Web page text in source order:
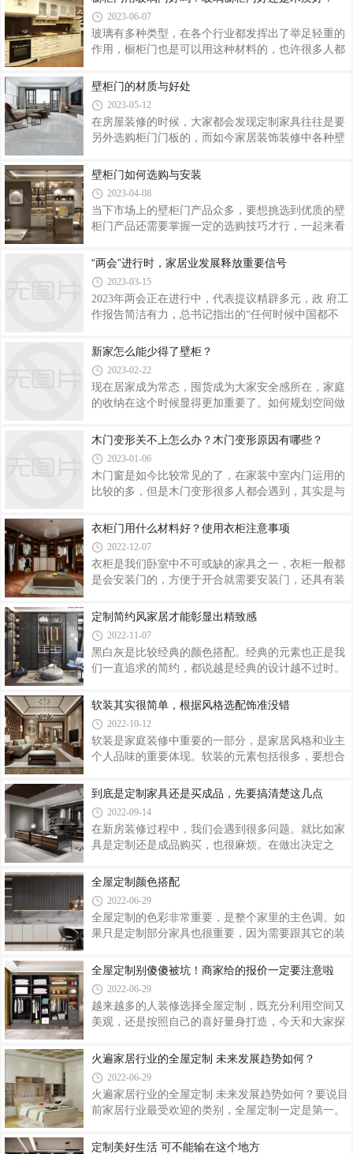
用，这种方法要求花纹或者颜色做工非常精细，才
色彩，便是巴山胡桃。巴山胡桃系列木门，采用天然
胡桃木纹理，深沉鲜明的色彩蕴含了极富变化的艺术
风格，表面纹路千回百转，让人感受到木门中所蕴含
在古朴的胡桃木上，景致优美，韵味宜人。月影胡桃
胡桃不止天然的古朴，更有月光般的皎洁尊贵
2023-06-07
玻璃有多种类型，在各个行业都发挥出了举足轻重的
作用，橱柜门也是可以用这种材料的，也许很多人都
门好还是木质好？下面来为大家讲解一番，一起来看
glass/Reinforced glass） 属于安全玻璃。钢化玻璃其实
是一种预应力玻璃，为提高玻璃的强度，通常使用化
学或物理的方法，在玻璃表面形成压应力，玻璃承受
强玻璃自身抗风压性，寒暑性，冲击性等。注意与玻
璃钢区别开来。玻璃是非晶无机非金属材
壁柜门的材质与好处
2023-05-12
在房屋装修的时候，大家都会发现定制家具往往是要
另外选购柜门门板的，而如今家居装饰装修中各种壁
仅影响美观而且防尘效果也不好，到底壁柜门的材质
随小编去了解下吧，希望对大家有所帮助吧。壁柜门
的材质与好处：一、壁柜门的材质：一般壁柜门由滑
轮，轨道和壁柜门板组成，首先来说下门板，市场上
1、玻璃材质：玻璃材质的门板给人一种晶莹剔透或
朦胧遮隐的虚幻感觉，一种是更加年轻时尚的色
壁柜门如何选购与安装
2023-04-08
当下市场上的壁柜门产品众多，要想挑选到优质的壁
柜门产品还需要掌握一定的选购技巧才行，一起来看
门如何选购：1、边框和轨道：目前，壁柜门的边框
金，后两者材质坚硬，而边框厚度在1mm左右，低于
此厚度在年限上难保障，轨道影响滑动效果。据了
解：目前，壁柜门轨道有两，分别是：冷轧钢轨道和
看滑轮的质量，壁柜门通常2.4米或以上的高度，门扇
宽，自重大，如底轮的承重力不够，会影响使用寿
“两会”进行时，家居业发展释放重要信号
2023-03-15
2023年两会正在进行中，代表提议精辟多元，政 府工
作报告简洁有力，总书记指出的“任何时候中国都不
基本方向。整个两会期间，对于家居行业的发展提出
重要的信号。◎信号一：环保需求与日俱增近年来，
全球变暖、环境污染等问题受到越来越多的关注，消
费者也越来越意识到自己的购买行为对环境产生的影
环境部部长黄润秋表示，我国必须走人与自然和谐共
生的现代化道路。对于家居行业来说，环保
新家怎么能少得了壁柜？
2023-02-22
现在居家成为常态，囤货成为大家安全感所在，家庭
的收纳在这个时候显得更加重要了。如何规划空间做
题。很多小型柜体设计和收纳工具是没有办法满足需
大容量的收纳时，壁柜设计也成为了大多数人的选
择。利用合理的墙面空间，规划设计一组立体集成的
大柜体，加强了收纳在空间中的比例，既能保持视觉
般我们怎么做壁柜设计呢？本期就跟着小编来看看
吧！收纳能力极好的通顶鞋柜，自然是充分利用玄
木门变形关不上怎么办？木门变形原因有哪些？
2023-01-06
木门窗是如今比较常见的了，在家装中室内门运用的
比较的多，但是木门变形很多人都会遇到，其实是与
就会关不上，那么木门变形关不上怎么办？木门变形
解一番，一起来看看吧。木门变形关不上怎么办？大
家都知道木门会有一个热胀冷缩的特性，如果在环境
比较潮湿的地方，木门是比较容易发胀变形的，很容
够解决问题的了。个人建议，这样的情况最好还是换
一个防水性和防潮性都比较好的门或许会更好
衣柜门用什么材料好？使用衣柜注意事项
2022-12-07
衣柜是我们卧室中不可或缺的家具之一，衣柜一般都
是会安装门的，方便于开合就需要安装门，还具有装
的，究竟衣柜门用什么材料好？下面就来为大家讲解
来看看吧。衣柜门用什么材料好？实木型如果衣柜移
门采用实木材质打造，这种这衣柜西让人感觉非常典
雅，价格也相对较高。它的门框也是采用实木制作而
在实木外观上做凹凸造型，然后进行喷漆处理，这样
不仅能保持木材的颜色而且非常精美，带给人们
定制简约风家居才能彰显出精致感
2022-11-07
黑白灰是比较经典的颜色搭配。经典的元素也正是我
们一直追求的简约，都说越是经典的设计越不过时。
家具色彩。黑白灰的设计虽然不能给人眼前一亮的感
的设计是比较耐看系列的，乍一看可能平平无奇，但
慢慢相处久了会是不是发现一些小惊喜。黑色的皮质
沙发与暖白色的背景墙形成强烈的对比，深灰的茶几
致。把洗衣机、烘干机嵌入进阳台柜里，洗衣槽的上
方设计储物柜，增加视觉延伸感。电视背景墙
软装其实很简单，根据风格选配饰准没错
2022-10-12
软装是家庭装修中重要的一部分，是家居风格和业主
个人品味的重要体现。软装的元素包括很多，要想合
关于家居软装配饰的相关知识。软装概述软装是关于
格、意境体验、个性偏好，甚至风水文化等多种复杂
元素的创造性融合。软装的每一个区域、每一种产品
都是整体环境的有机组成部分。也是在商业空间环境
称为软装修、软装饰。软装的元素包括家具、装饰
画、陶瓷、花艺绿植、布艺、灯饰、其它装饰摆
到底是定制家具还是买成品，先要搞清楚这几点
2022-09-14
在新房装修过程中，我们会遇到很多问题。就比如家
具是定制还是成品购买，也很麻烦。在做出决定之
房子的大小如果是小房子，建议定制家具。由于小房
的成品家具。小房子对使用功能的要求更高。定制家
具可按需定制，收纳功能更佳。如果你是一个户型的
房子，那么可以购买成品家具。2、看装修预算如果
环保，要选择正规厂家，选择好的板材，所以相对价
格会略高一些。如果预算不够，我们可以选择购买
全屋定制颜色搭配
2022-06-29
全屋定制的色彩非常重要，是整个家里的主色调。如
果只是定制部分家具也很重要，因为需要跟其它的装
出个性空间，而在定制家具时擅用色彩搭配，会让家
搭配原理及技巧。1、侧重色彩在设计定制家具时，
不宜色彩太多。在大面积地方选定颜色后，可用一种
比其更亮或更暗的颜色来渲染，如用于线角处。侧重
2、色调平衡想要成功运用对比色彩，需要依赖良好
的色调平衡。可以广泛应用在定制家具颜色搭配上
全屋定制别傻傻被坑！商家给的报价一定要注意啦
2022-06-29
越来越多的人装修选择全屋定制，既充分利用空间又
美观，还是按照自己的喜好量身打造，今天和大家探
费还不知道。定制家具的报价方式分为展开面积和投
就不会被忽悠。报价套餐等于套路！首先要弄明白商
家的报价是按照展开面积算的还是投影面积（一般厂
家是按照投影面积算的，投影面积是商家的计算方
到3.6倍左右。柜体1、柜体的材质柜体的材质，用是
火遍家居行业的全屋定制 未来发展趋势如何？
2022-06-29
火遍家居行业的全屋定制 未来发展趋势如何？要说目
前家居行业最受欢迎的类别，全屋定制一定是第一。
行业的快速发展，以及当前年轻化的消费群体。不少
定制美好生活 可不能输在这个地方